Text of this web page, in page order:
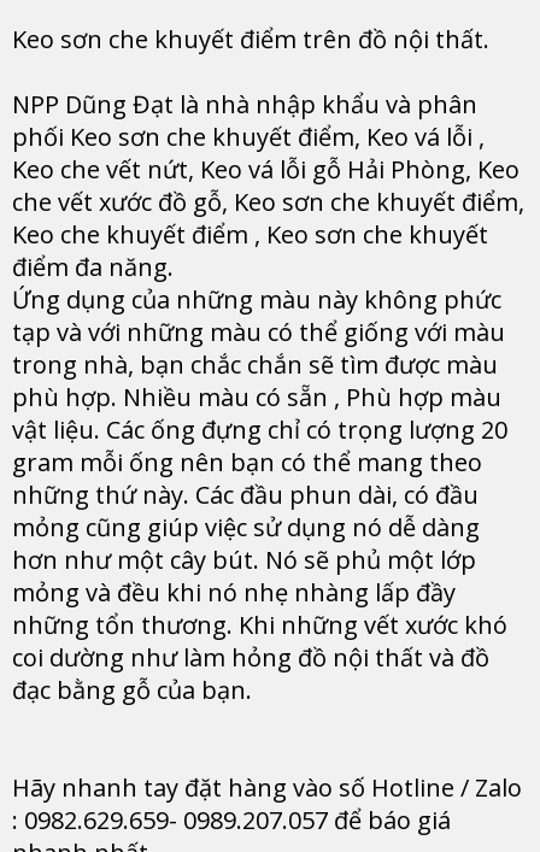
Keo sơn che khuyết điểm trên đồ nội thất.
NPP Dũng Đạt là nhà nhập khẩu và phân
phối Keo sơn che khuyết điểm, Keo vá lỗi ,
Keo che vết nứt, Keo vá lỗi gỗ Hải Phòng, Keo
che vết xước đồ gỗ, Keo sơn che khuyết điểm,
Keo che khuyết điểm , Keo sơn che khuyết
điểm đa năng.
Ứng dụng của những màu này không phức
tạp và với những màu có thể giống với màu
trong nhà, bạn chắc chắn sẽ tìm được màu
phù hợp. Nhiều màu có sẵn , Phù hợp màu
vật liệu. Các ống đựng chỉ có trọng lượng 20
gram mỗi ống nên bạn có thể mang theo
những thứ này. Các đầu phun dài, có đầu
mỏng cũng giúp việc sử dụng nó dễ dàng
hơn như một cây bút. Nó sẽ phủ một lớp
mỏng và đều khi nó nhẹ nhàng lấp đầy
những tổn thương. Khi những vết xước khó
coi dường như làm hỏng đồ nội thất và đồ
đạc bằng gỗ của bạn.
Hãy nhanh tay đặt hàng vào số Hotline / Zalo
: 0982.629.659- 0989.207.057 để báo giá